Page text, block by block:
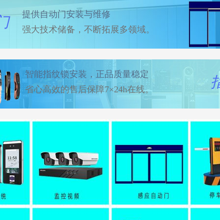
提供自动门安装与维修
强大技术储备，不断拓展多领域。
智能指纹锁安装，正品质量稳定
省心高效的售后保障7×24h在线。